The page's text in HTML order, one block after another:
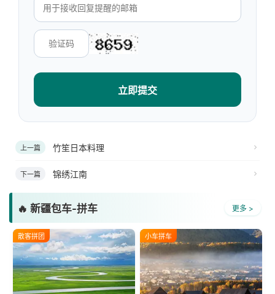
立即提交
上一篇 竹笙日本料理
下一篇 锦绣江南
🔥 新疆包车-拼车 更多 >
散客拼团 小车拼车